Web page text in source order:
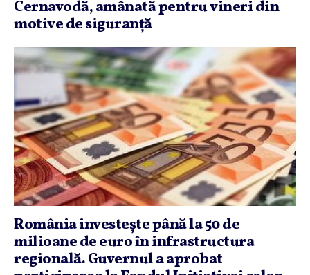
Cernavodă, amânată pentru vineri din
motive de siguranţă
România investeşte până la 50 de
milioane de euro în infrastructura
regională. Guvernul a aprobat